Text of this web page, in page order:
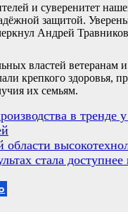
и суверенитет
защитой.
Андрей
властей ветеранам
крепкого здоровья,
их семьям.
в тренде
стала доступнее